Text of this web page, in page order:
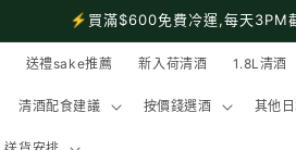
⚡買滿$600免費冷運,每天3PM
送禮sake推薦 新入荷清酒 1.8L清酒
清酒配食建議 按價錢選酒 其他